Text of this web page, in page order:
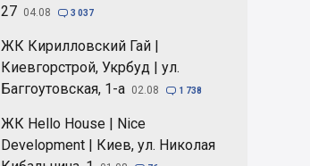
27 04.08  3 037
ЖК Кирилловский Гай |
Киевгорстрой, Укрбуд | ул.
Баггоутовская, 1-а 02.08  1 738
ЖК Hello House | Nice
Development | Киев, ул. Николая